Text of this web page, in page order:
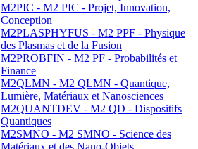
M2PIC - M2 PIC - Projet, Innovation,
Conception
M2PLASPHYFUS - M2 PPF - Physique
des Plasmas et de la Fusion
M2PROBFIN - M2 PF - Probabilités et
Finance
M2QLMN - M2 QLMN - Quantique,
Lumière, Matériaux et Nanosciences
M2QUANTDEV - M2 QD - Dispositifs
Quantiques
M2SMNO - M2 SMNO - Science des
Matériaux et des Nano-Objets